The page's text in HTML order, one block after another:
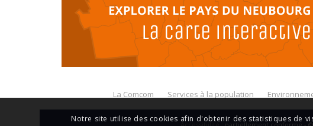
La Comcom Services à la population
Notre site utilise des cookies afin d'obtenir des statistiques de